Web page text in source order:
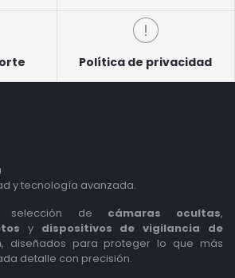
Política de privacidad
y tecnología avanzada.
selección de cámaras ocultas,
y dispositivos de vigilancia de
, diseñados para proteger lo que más
detalle con precisión.